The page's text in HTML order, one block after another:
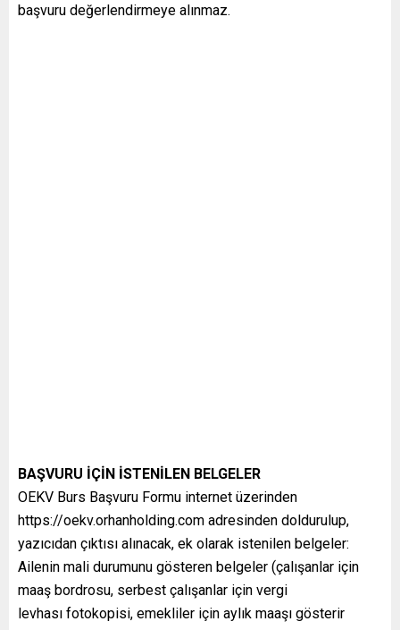
başvuru değerlendirmeye alınmaz.
BAŞVURU İÇİN İSTENİLEN BELGELER
OEKV Burs Başvuru Formu internet üzerinden
https://oekv.orhanholding.com adresinden doldurulup,
yazıcıdan çıktısı alınacak, ek olarak istenilen belgeler:
Ailenin mali durumunu gösteren belgeler (çalışanlar için
maaş bordrosu, serbest çalışanlar için vergi
levhası fotokopisi, emekliler için aylık maaşı gösterir